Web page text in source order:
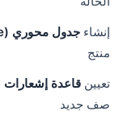
إنشاء جدول محوري (pivot table)
منتج
تعيين قاعدة إشعارات
صف جديد